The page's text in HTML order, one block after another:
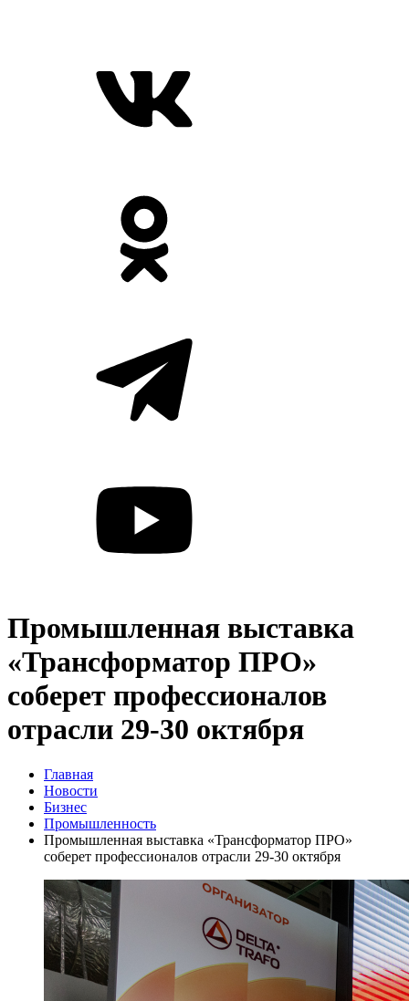
Промышленная выставка
«Трансформатор ПРО»
соберет профессионалов
отрасли 29-30 октября
Главная
Новости
Бизнес
Промышленность
Промышленная выставка «Трансформатор ПРО»
соберет профессионалов отрасли 29-30 октября